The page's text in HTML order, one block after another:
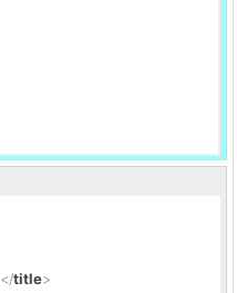
</title>